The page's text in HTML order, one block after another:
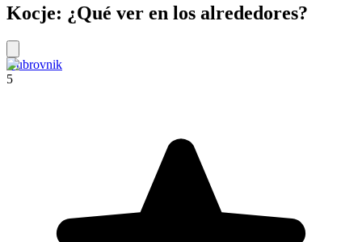
Kocje: ¿Qué ver en los alrededores?
Dubrovnik
5